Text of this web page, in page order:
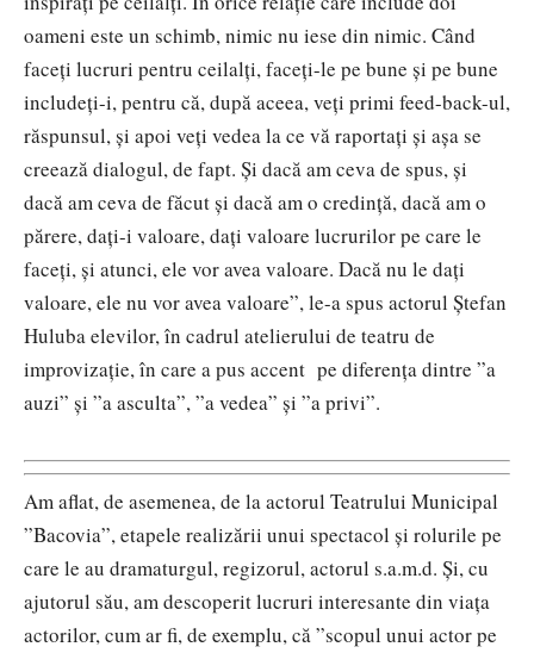
oameni este un schimb, nimic nu iese din nimic. Când
faceți lucruri pentru ceilalți, faceți-le pe bune și pe bune
includeți-i, pentru că, după aceea, veți primi feed-back-ul,
răspunsul, și apoi veți vedea la ce vă raportați și așa se
creează dialogul, de fapt. Și dacă am ceva de spus, și
dacă am ceva de făcut și dacă am o credință, dacă am o
părere, dați-i valoare, dați valoare lucrurilor pe care le
faceți, și atunci, ele vor avea valoare. Dacă nu le dați
valoare, ele nu vor avea valoare”, le-a spus actorul Ștefan
Huluba elevilor, în cadrul atelierului de teatru de
improvizație, în care a pus accent pe diferența dintre ”a
auzi” și ”a asculta”, ”a vedea” și ”a privi”.
Am aflat, de asemenea, de la actorul Teatrului Municipal
”Bacovia”, etapele realizării unui spectacol și rolurile pe
care le au dramaturgul, regizorul, actorul s.a.m.d. Și, cu
ajutorul său, am descoperit lucruri interesante din viața
actorilor, cum ar fi, de exemplu, că ”scopul unui actor pe